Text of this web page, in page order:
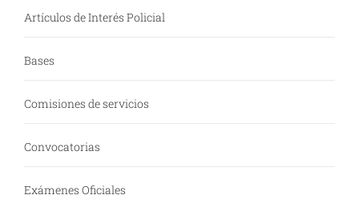
Artículos de Interés Policial
Bases
Comisiones de servicios
Convocatorias
Exámenes Oficiales